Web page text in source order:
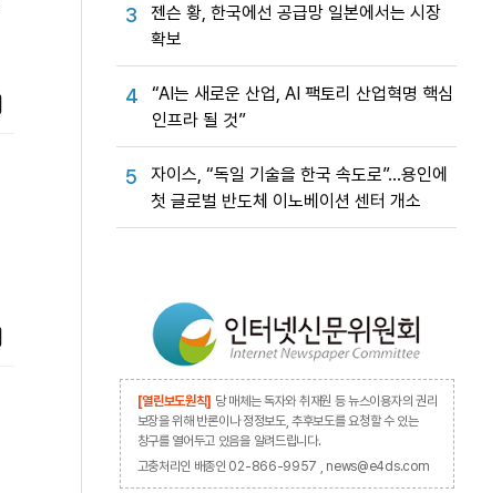
3
젠슨 황, 한국에선 공급망 일본에서는 시장
확보
4
“AI는 새로운 산업, AI 팩토리 산업혁명 핵심
인프라 될 것”
5
자이스, “독일 기술을 한국 속도로”…용인에
첫 글로벌 반도체 이노베이션 센터 개소
[열린보도원칙] 당 매체는 독자와 취재원 등 뉴스이용자의 권리
보장을 위해 반론이나 정정보도, 추후보도를 요청할 수 있는
창구를 열어두고 있음을 알려드립니다.
고충처리인 배종인 02-866-9957 , news@e4ds.com